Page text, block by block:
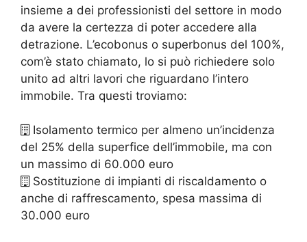
insieme a dei professionisti del settore in modo
da avere la certezza di poter accedere alla
detrazione. L’ecobonus o superbonus del 100%,
com’è stato chiamato, lo si può richiedere solo
unito ad altri lavori che riguardano l’intero
immobile. Tra questi troviamo:
Isolamento termico per almeno un’incidenza
del 25% della superfice dell’immobile, ma con
un massimo di 60.000 euro
Sostituzione di impianti di riscaldamento o
anche di raffrescamento, spesa massima di
30.000 euro